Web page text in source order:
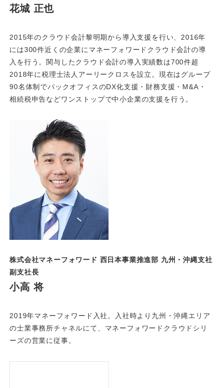
花城 正也
2015年のクラウド会計黎明期から導入支援を行い、2016年
には300件近くの企業にマネーフォワードクラウド会計の導
入を行う。関与したクラウド会計の導入実績数は700件超
2018年に税理士法人アーリークロスを設立。現在はグループ
90名体制でバックオフィスのDX化支援・財務支援・M&A・
相続税申告などワンストップで中小企業の支援を行う。
株式会社マネーフォワード 西日本事業推進部 九州・沖縄支社
副支社長
小高 将
2019年マネーフォワード入社。入社時より九州・沖縄エリア
の士業事務所チャネルにて、マネーフォワードクラウドシリ
ーズの営業に従事。